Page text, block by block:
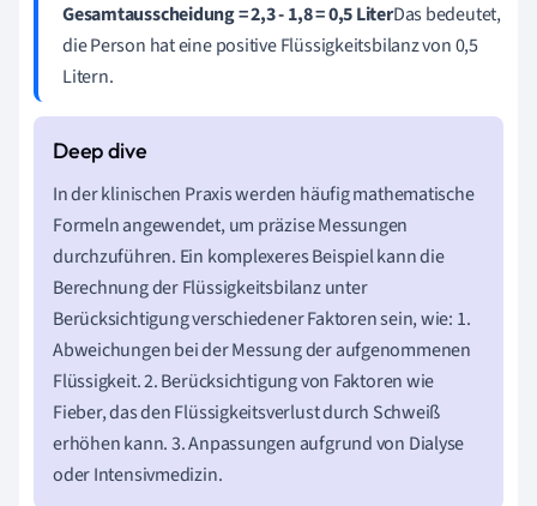
Gesamtausscheidung = 2,3 - 1,8 = 0,5 LiterDas bedeutet,
die Person hat eine positive Flüssigkeitsbilanz von 0,5
Litern.
In der klinischen Praxis werden häufig mathematische
Formeln angewendet, um präzise Messungen
durchzuführen. Ein komplexeres Beispiel kann die
Berechnung der Flüssigkeitsbilanz unter
Berücksichtigung verschiedener Faktoren sein, wie: 1.
Abweichungen bei der Messung der aufgenommenen
Flüssigkeit. 2. Berücksichtigung von Faktoren wie
Fieber, das den Flüssigkeitsverlust durch Schweiß
erhöhen kann. 3. Anpassungen aufgrund von Dialyse
oder Intensivmedizin.